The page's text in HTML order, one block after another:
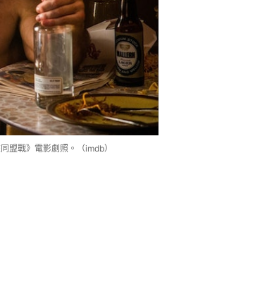
盟戰》電影劇照。（imdb）